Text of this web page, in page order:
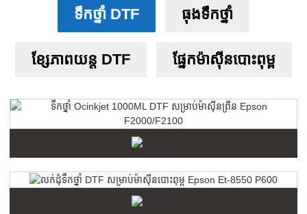
ទឹកថ្នាំ DTF ធុងទឹកថ្នាំ
ខ្សែភាពយន្ត DTF ផ្នែកម៉ាស៊ីនបោះពុម្ព